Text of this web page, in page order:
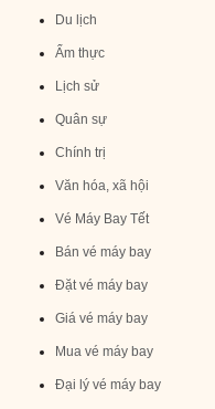
Du lịch
Ẩm thực
Lịch sử
Quân sự
Chính trị
Văn hóa, xã hội
Vé Máy Bay Tết
Bán vé máy bay
Đặt vé máy bay
Giá vé máy bay
Mua vé máy bay
Đại lý vé máy bay